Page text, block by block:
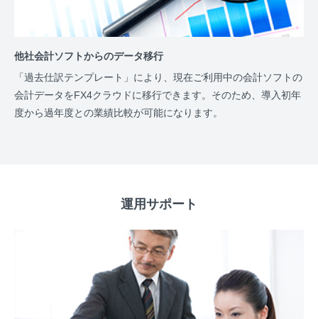
他社会計ソフトからのデータ移行
「過去仕訳テンプレート」により、現在ご利用中の会計ソフトの
会計データをFX4クラウドに移行できます。そのため、導入初年
度から過年度との業績比較が可能になります。
運用サポート